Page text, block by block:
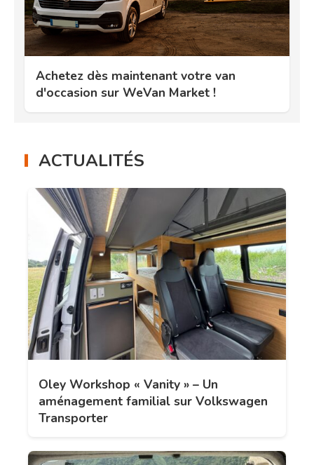
Achetez dès maintenant votre van
d'occasion sur WeVan Market !
ACTUALITÉS
Oley Workshop « Vanity » – Un
aménagement familial sur Volkswagen
Transporter